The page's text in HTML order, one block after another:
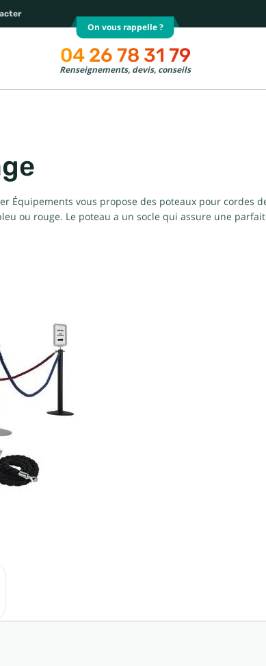
On vous rappelle ?
04 26 78 31 79
Renseignements, devis, conseils
Équipements vous propose des poteaux pour cordes
ou rouge. Le poteau a un socle qui assure une